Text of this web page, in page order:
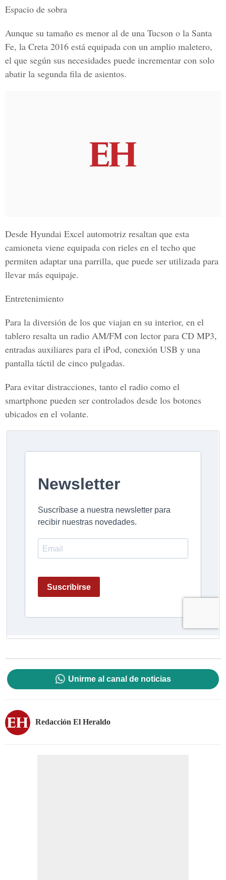
Espacio de sobra
Aunque su tamaño es menor al de una Tucson o la Santa
Fe, la Creta 2016 está equipada con un amplio maletero,
el que según sus necesidades puede incrementar con solo
abatir la segunda fila de asientos.
Desde Hyundai Excel automotriz resaltan que esta
camioneta viene equipada con rieles en el techo que
permiten adaptar una parrilla, que puede ser utilizada para
llevar más equipaje.
Entretenimiento
Para la diversión de los que viajan en su interior, en el
tablero resalta un radio AM/FM con lector para CD MP3,
entradas auxiliares para el iPod, conexión USB y una
pantalla táctil de cinco pulgadas.
Para evitar distracciones, tanto el radio como el
smartphone pueden ser controlados desde los botones
ubicados en el volante.
Unirme al canal de noticias
Redacción El Heraldo